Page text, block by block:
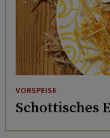
VORSPEISE
Schottisches